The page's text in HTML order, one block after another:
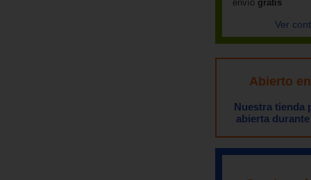
envío gratis
Ver
Abierto
Nuestra tienda
abierta